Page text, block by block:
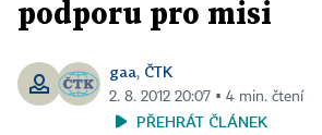
podporu pro misi
gaa, ČTK
2. 8. 2012 20:07 ▪ 4 min. čtení
PŘEHRÁT ČLÁNEK